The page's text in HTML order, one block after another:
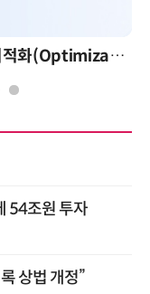
AI 시대의 의사결정을 바꾸는 수리최적화(Optimization): 실제 산업 적용 사례와 활용 전략
54조원 투자
상법 개정”